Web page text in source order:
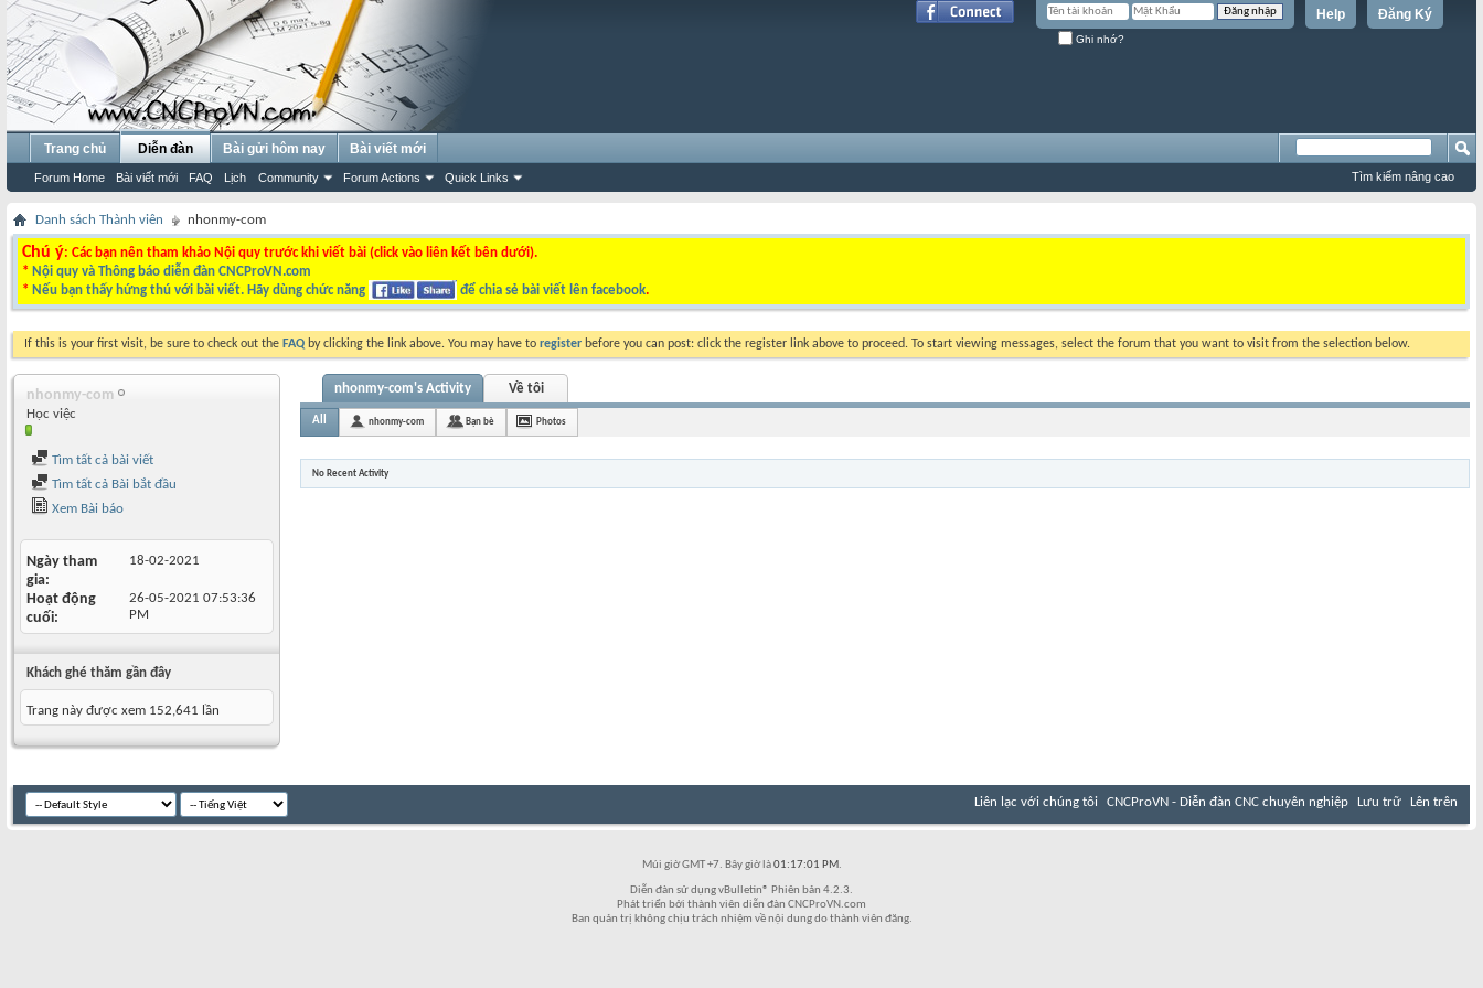
Đăng Ký
Help
Ghi nhớ?
Trang chủ Diễn đàn
Forum Home Bài viết mới FAQ Lịch Community Forum Actions Quick Links
Bài gửi hôm nay Bài viết mới
Tìm kiếm nâng cao
Danh sách Thành viên nhonmy-com
Chú ý: Các bạn nên tham khảo Nội quy trước khi viết bài (click vào liên kết bên dưới).
* Nội quy và Thông báo diễn đàn CNCProVN.com
* Nếu bạn thấy hứng thú với bài viết. Hãy dùng chức năng để chia sẻ bài viết lên facebook.
If this is your first visit, be sure to check out the FAQ by clicking the link above. You may have to register before you can post: click the register link above to proceed. To start viewing messages, select the forum that you want to visit from the selection below.
nhonmy-com
Học việc
Tìm tất cả bài viết
Tìm tất cả Bài bắt đầu
Xem Bài báo
Ngày tham
gia
18-02-2021
Hoạt động
cuối
26-05-2021 07:53:36
PM
Khách ghé thăm gần đây
Trang này được xem 152,641 lần
nhonmy-com's Activity Về tôi
All nhonmy-com Bạn bè Photos
No Recent Activity
Liên lạc với chúng tôi CNCProVN - Diễn đàn CNC chuyên nghiệp Lưu trữ Lên trên
Múi giờ GMT +7. Bây giờ là01:17:01 PM.
Diễn đàn sử dụng vBulletin® Phiên bản 4.2.3.
Phát triển bởi thành viên diễn đàn CNCProVN.com
Ban quản trị không chịu trách nhiệm về nội dung do thành viên đăng.